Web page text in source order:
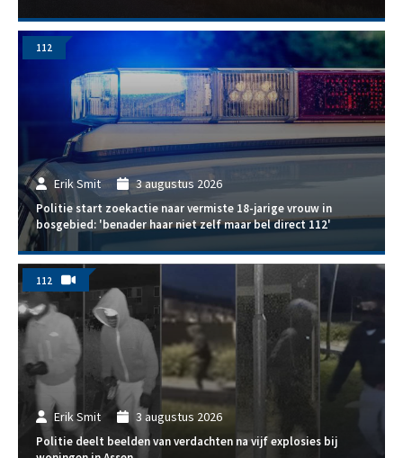
Erik Smit 3 augustus 2026
Politie start zoekactie naar vermiste 18-jarige vrouw in
bosgebied: 'benader haar niet zelf maar bel direct 112'
112
Erik Smit 3 augustus 2026
Politie deelt beelden van verdachten na vijf explosies bij
112